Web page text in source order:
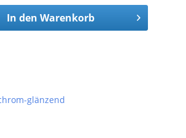
In den Warenkorb
glänzend